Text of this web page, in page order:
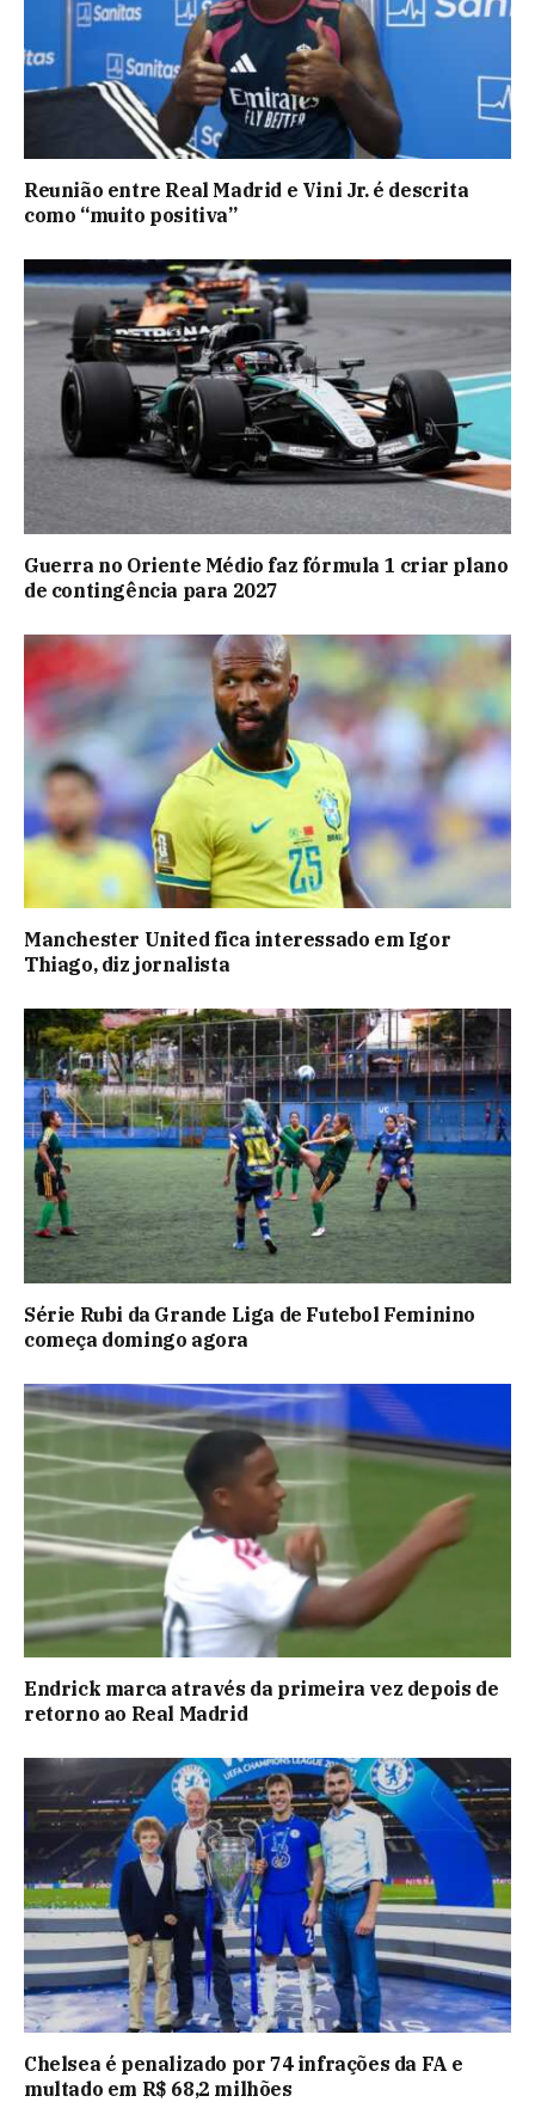
Reunião entre Real Madrid e Vini Jr. é descrita
como “muito positiva”
Guerra no Oriente Médio faz fórmula 1 criar plano
de contingência para 2027
Manchester United fica interessado em Igor
Thiago, diz jornalista
Série Rubi da Grande Liga de Futebol Feminino
começa domingo agora
Endrick marca através da primeira vez depois de
retorno ao Real Madrid
Chelsea é penalizado por 74 infrações da FA e
multado em R$ 68,2 milhões